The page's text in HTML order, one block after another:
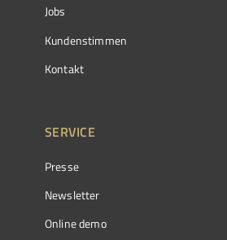
Jobs
Kundenstimmen
Kontakt
SERVICE
Presse
Newsletter
Online demo